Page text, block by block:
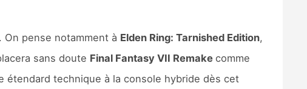
. On pense notamment à Elden Ring: Tarnished Edition,
sans doute Final Fantasy VII Remake comme
technique à la console hybride dès cet